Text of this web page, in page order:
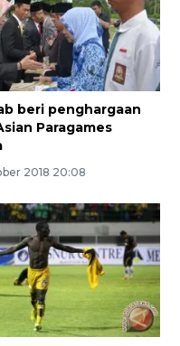
beri penghargaan
Paragames
2018 20:08